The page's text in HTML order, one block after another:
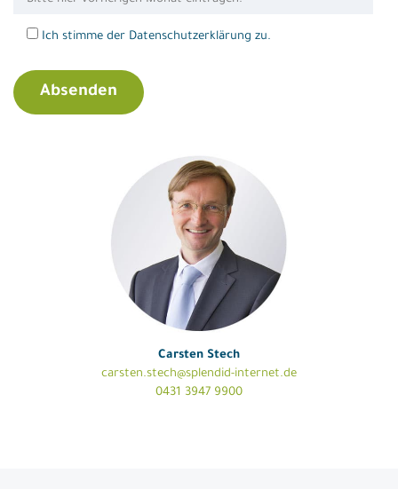
Ich stimme der Datenschutzerklärung zu.
Carsten Stech
carsten.stech@splendid-internet.de
0431 3947 9900